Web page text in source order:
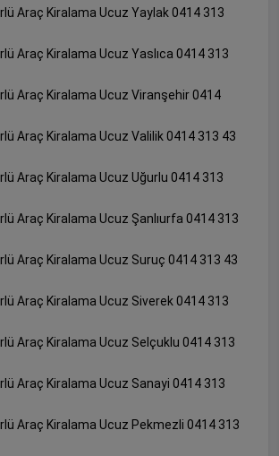
Araç Kiralama Ucuz Yaylak 0414 313
Araç Kiralama Ucuz Yaslıca 0414 313
Araç Kiralama Ucuz Viranşehir 0414
Araç Kiralama Ucuz Valilik 0414 313 43
Araç Kiralama Ucuz Uğurlu 0414 313
Araç Kiralama Ucuz Şanlıurfa 0414 313
Araç Kiralama Ucuz Suruç 0414 313 43
Araç Kiralama Ucuz Siverek 0414 313
Araç Kiralama Ucuz Selçuklu 0414 313
Araç Kiralama Ucuz Sanayi 0414 313
Araç Kiralama Ucuz Pekmezli 0414 313